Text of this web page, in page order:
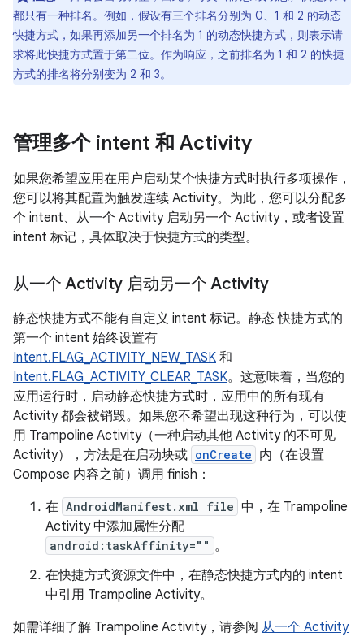
都只有一种排名。例如，假设有三个排名分别为 0、1 和 2 的动态
快捷方式，如果再添加另一个排名为 1 的动态快捷方式，则表示请
求将此快捷方式置于第二位。作为响应，之前排名为 1 和 2 的快捷
方式的排名将分别变为 2 和 3。
管理多个 intent 和 Activity
如果您希望应用在用户启动某个快捷方式时执行多项操作，
您可以将其配置为触发连续 Activity。为此，您可以分配多
个 intent、从一个 Activity 启动另一个 Activity，或者设置
intent 标记，具体取决于快捷方式的类型。
从一个 Activity 启动另一个 Activity
静态快捷方式不能有自定义 intent 标记。静态 快捷方式的
第一个 intent 始终设置有
Intent.FLAG_ACTIVITY_NEW_TASK 和
Intent.FLAG_ACTIVITY_CLEAR_TASK。这意味着，当您的
应用运行时，启动静态快捷方式时，应用中的所有现有
Activity 都会被销毁。如果您不希望出现这种行为，可以使
用 Trampoline Activity（一种启动其他 Activity 的不可见
Activity），方法是在启动块或 onCreate 内（在设置
Compose 内容之前）调用 finish：
在 AndroidManifest.xml file 中，在 Trampoline
Activity 中添加属性分配
android:taskAffinity="" 。
在快捷方式资源文件中，在静态快捷方式内的 intent
中引用 Trampoline Activity。
如需详细了解 Trampoline Activity，请参阅 从一个 Activity